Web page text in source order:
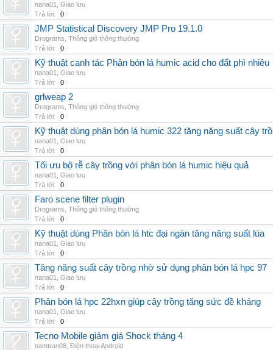
nana01
Giao lưu
Trả lời:
0
JMP Statistical Discovery JMP Pro 19.1.0
Drograms Thông gió thông thường
Trả lời:
0
Kỹ thuật canh tác Phân bón lá humic acid cho đất phì nhiêu
nana01
Giao lưu
Trả lời:
0
grlweap 2
Drograms Thông gió thông thường
Trả lời:
0
Kỹ thuật dùng phân bón lá humic 322 tăng năng suất cây
nana01
Giao lưu
Trả lời:
0
Tối ưu bộ rễ cây trồng với phân bón lá humic hiệu quả
nana01
Giao lưu
Trả lời:
0
Faro scene filter plugin
Drograms Thông gió thông thường
Trả lời:
0
Kỹ thuật dùng Phân bón lá htc đại ngàn tăng năng suất lúa
nana01
Giao lưu
Trả lời:
0
Tăng năng suất cây trồng nhờ sử dụng phân bón lá hpc 97
nana01
Giao lưu
Trả lời:
0
Phân bón lá hpc 22hxn giúp cây trồng tăng sức đề kháng
nana01
Giao lưu
Trả lời:
0
Tecno Mobile giảm giá Shock tháng 4
namtran08 Điện thoại Android